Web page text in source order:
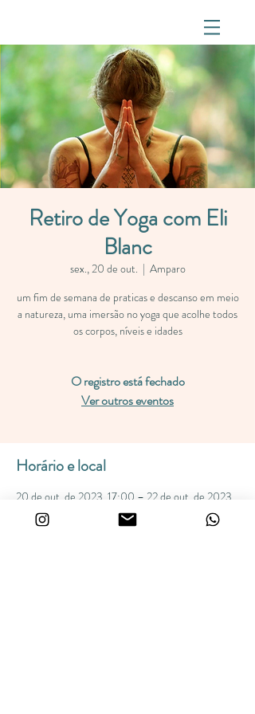
Retiro de Yoga com Eli
Blanc
sex., 20 de out.
  |
Amparo
um fim de semana de praticas e descanso em meio
a natureza, uma imersão no yoga que acolhe todos
os corpos, níveis e idades
O registro está fechado
Ver outros eventos
Horário e local
20 de out. de 2023, 17:00 – 22 de out. de 2023,
17:00
Amparo, Estrada da Areia Branca, s/n - Amparo,